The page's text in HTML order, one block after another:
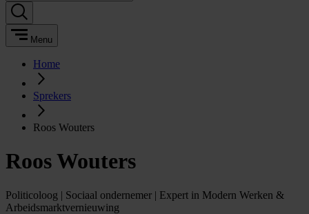
Menu
Home
Sprekers
Roos Wouters
Roos Wouters
Politicoloog | Sociaal ondernemer | Expert in Modern Werken &
Arbeidsmarktvernieuwing